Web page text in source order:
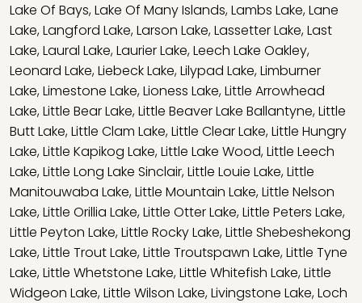
Lake Of Bays,Lake Of Many Islands,Lambs Lake,Lane
Lake,Langford Lake,Larson Lake,Lassetter Lake,Last
Lake,Laural Lake,Laurier Lake,Leech Lake Oakley,
Leonard Lake,Liebeck Lake,Lilypad Lake,Limburner
Lake,Limestone Lake,Lioness Lake,Little Arrowhead
Lake,Little Bear Lake,Little Beaver Lake Ballantyne,Little
Butt Lake,Little Clam Lake,Little Clear Lake,Little Hungry
Lake,Little Kapikog Lake,Little Lake Wood,Little Leech
Lake,Little Long Lake Sinclair,Little Louie Lake,Little
Manitouwaba Lake,Little Mountain Lake,Little Nelson
Lake,Little Orillia Lake,Little Otter Lake,Little Peters Lake,
Little Peyton Lake,Little Rocky Lake,Little Shebeshekong
Lake,Little Trout Lake,Little Troutspawn Lake,Little Tyne
Lake,Little Whetstone Lake,Little Whitefish Lake,Little
Widgeon Lake,Little Wilson Lake,Livingstone Lake,Loch